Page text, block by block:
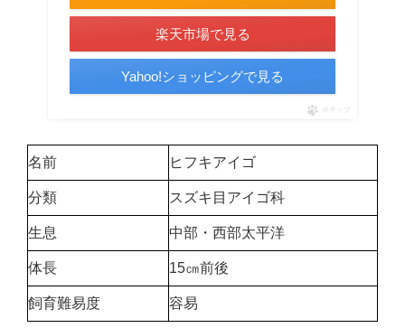
楽天市場で見る
Yahoo!ショッピングで見る
ポチップ
名前 ヒフキアイゴ
分類 スズキ目アイゴ科
生息 中部・西部太平洋
体長 15㎝前後
飼育難易度 容易